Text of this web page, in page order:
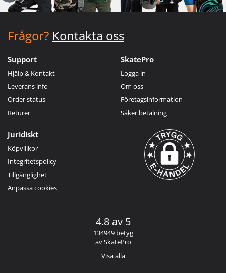
Frågor? Kontakta oss
Support
Hjälp & Kontakt
Leverans info
Order status
Returer
SkatePro
Logga in
Om oss
Företagsinformation
Säker betalning
Juridiskt
Köpvillkor
Integritetspolicy
Tillgänglighet
Anpassa cookies
4.8 av 5
134949 betyg
av SkatePro
Visa alla